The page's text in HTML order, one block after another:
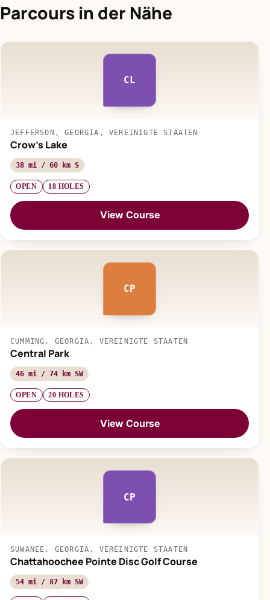
Parcours in der Nähe
CL
JEFFERSON, GEORGIA, VEREINIGTE STAATEN
Crow's Lake
38 mi / 60 km S
OPEN 18 HOLES
View Course
CP
CUMMING, GEORGIA, VEREINIGTE STAATEN
Central Park
46 mi / 74 km SW
OPEN 20 HOLES
View Course
CP
SUWANEE, GEORGIA, VEREINIGTE STAATEN
Chattahoochee Pointe Disc Golf Course
54 mi / 87 km SW